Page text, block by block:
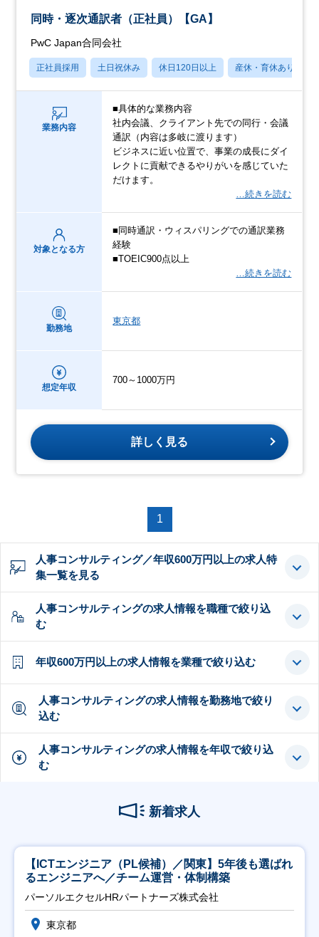
同時・逐次通訳者（正社員）【GA】
PwC Japan合同会社
正社員採用 土日祝休み 休日120日以上 産休・育休あり
業務内容
■具体的な業務内容
社内会議、クライアント先での同行・会議
通訳（内容は多岐に渡ります）
ビジネスに近い位置で、事業の成長にダイ
レクトに貢献できるやりがいを感じていた
だけます。
…続きを読む
対象となる方
■同時通訳・ウィスパリングでの通訳業務
経験
■TOEIC900点以上
…続きを読む
勤務地
東京都
想定年収
700～1000万円
詳しく見る
1
人事コンサルティング／年収600万円以上の求人特
集一覧を見る
人事コンサルティングの求人情報を職種で絞り込
む
年収600万円以上の求人情報を業種で絞り込む
人事コンサルティングの求人情報を勤務地で絞り
込む
人事コンサルティングの求人情報を年収で絞り込
む
新着求人
【ICTエンジニア（PL候補）／関東】5年後も選ばれ
るエンジニアへ／チーム運営・体制構築
パーソルエクセルHRパートナーズ株式会社
東京都